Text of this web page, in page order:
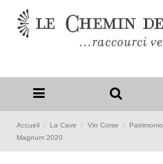
Accueil La Cave Vin Corse Patrimonio
Magnum 2020